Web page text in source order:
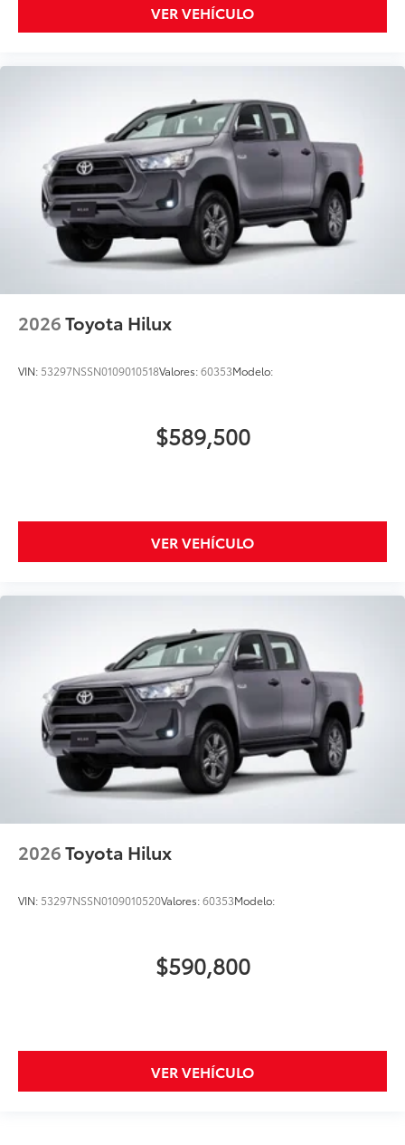
VER VEHÍCULO
2026Toyota Hilux
VIN: 53297NSSN0109010518Valores:60353Modelo:
$589,500
VER VEHÍCULO
2026Toyota Hilux
VIN: 53297NSSN0109010520Valores:60353Modelo:
$590,800
VER VEHÍCULO